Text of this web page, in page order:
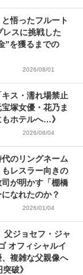
と悟ったフルート
スに挑戦した
”を獲るまでの
2026/08/01
ス・濡れ場禁止
塚女優・花乃ま
ホテルへ…》
2026/08/04
代のリングネーム
レスラー向きの
が明かす「棚橋
なれたのか？
2026/01/04
父ジョセフ・ジャ
オフィシャルイ
複雑な父親像へ
破》